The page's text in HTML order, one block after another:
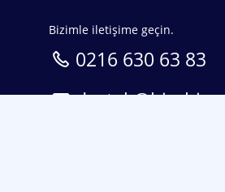
Bizimle iletişime geçin.
0216 630 63 83